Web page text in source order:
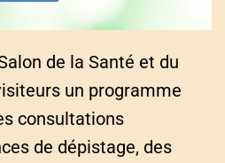
de la Santé et du
un programme
consultations
de dépistage, des